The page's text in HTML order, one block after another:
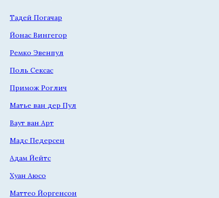
Тадей Погачар
Йонас Вингегор
Ремко Эвенпул
Поль Сексас
Примож Роглич
Матье ван дер Пул
Ваут ван Арт
Мадс Педерсен
Адам Йейтс
Хуан Аюсо
Маттео Йоргенсон